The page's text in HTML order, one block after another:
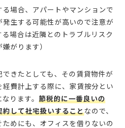
場合、アパートやマンションで
生する可能性が高いので注意が
場合は近隣とのトラブルリスク
がります）
きたとしても、その賃貸物件が
費計上する際に、家賃按分とい
ります。 節税的に一番良いの
して社宅扱いすることなので、
めにも、オフィスを借りないの